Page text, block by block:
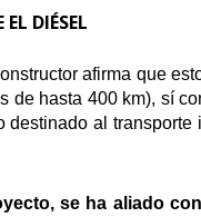
DIÉSEL
afirma que
de hasta 400 km), sí
al transporte
se ha aliado